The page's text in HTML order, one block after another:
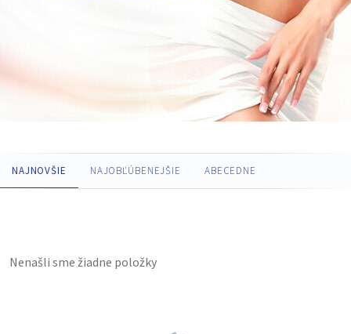
NAJNOVŠIE NAJOBĽÚBENEJŠIE ABECEDNE
Nenašli sme žiadne položky